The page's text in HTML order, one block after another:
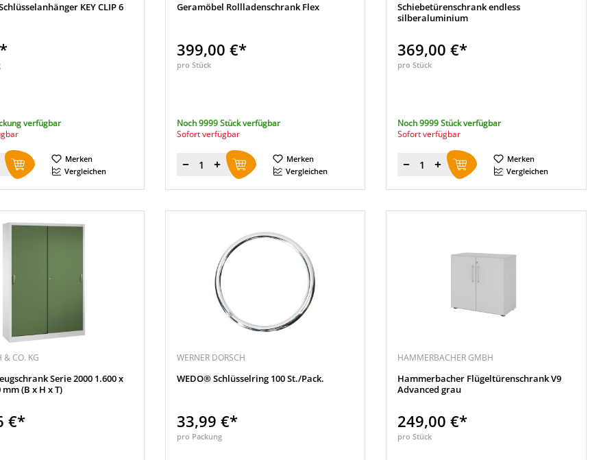
KEY CLIP 6
verfügbar
Merken
Vergleichen
Geramöbel Rollladenschrank Flex
399,00 €*
pro Stück
Noch 9999 Stück verfügbar
Sofort verfügbar
Menge
Merken
Vergleichen
Schiebetürenschrank endless
silberaluminium
369,00 €*
pro Stück
Noch 9999 Stück verfügbar
Sofort verfügbar
Menge
Merken
Vergleichen
& CO. KG
Serie 2000 1.600 x
mm (B x H x T)
€*
WERNER DORSCH
WEDO® Schlüsselring 100 St./Pack.
33,99 €*
pro Packung
HAMMERBACHER GMBH
Hammerbacher Flügeltürenschrank V9
Advanced grau
249,00 €*
pro Stück